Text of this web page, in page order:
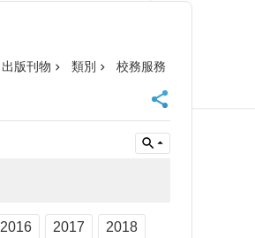
出版刊物 類別 校務服務
2016 2017 2018